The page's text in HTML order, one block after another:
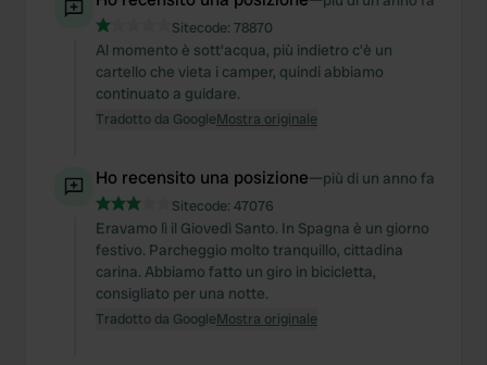
Sitecode: 78870
Al momento è sott'acqua, più indietro c'è un
cartello che vieta i camper, quindi abbiamo
continuato a guidare.
Tradotto da GoogleMostra originale
Ho recensito una posizione—più di un anno fa
Sitecode: 47076
Eravamo lì il Giovedì Santo. In Spagna è un giorno
festivo. Parcheggio molto tranquillo, cittadina
carina. Abbiamo fatto un giro in bicicletta,
consigliato per una notte.
Tradotto da GoogleMostra originale